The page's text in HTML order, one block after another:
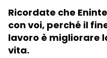
Ricordate che
con voi, perché il
lavoro è migliorare
vita.